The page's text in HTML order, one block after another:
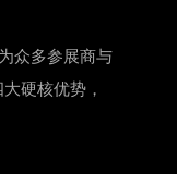
众多参展商与
硬核优势，